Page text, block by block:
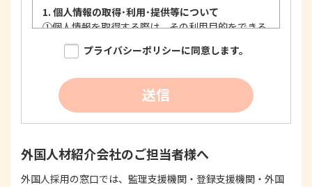
1. 個人情報の取得･利用･提供等について
①個人情報を取得する際は、その利用目的をできる
限り明確に特定し、その目的達成に必要な限度に
おいて適法かつ公正な手段を用い、同意を得て取
個人情報を利用する際は、本人に明示、通知、ま
たは公表した利用目的の範囲内に限定し、それに
反する目的外利用を行なわないための措置を講じ
する際は、本人が同意を与えた利用目的の範囲内
で、適法にこれを行います。
プライバシーポリシーに同意します。
送信
外国人材紹介会社のご担当者様へ
外国人採用の窓口では、監理支援機関・登録支援機関・外国